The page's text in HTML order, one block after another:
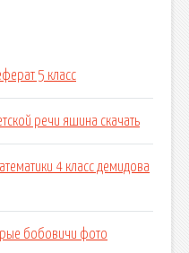
5 класс
речи яшина скачать
4 класс демидова
бобовичи фото